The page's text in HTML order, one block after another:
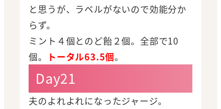
と思うが、ラベルがないので効能分か
らず。
ミント４個とのど飴２個。全部で10
個。
トータル63.5個。
Day21
夫のよれよれになったジャージ。